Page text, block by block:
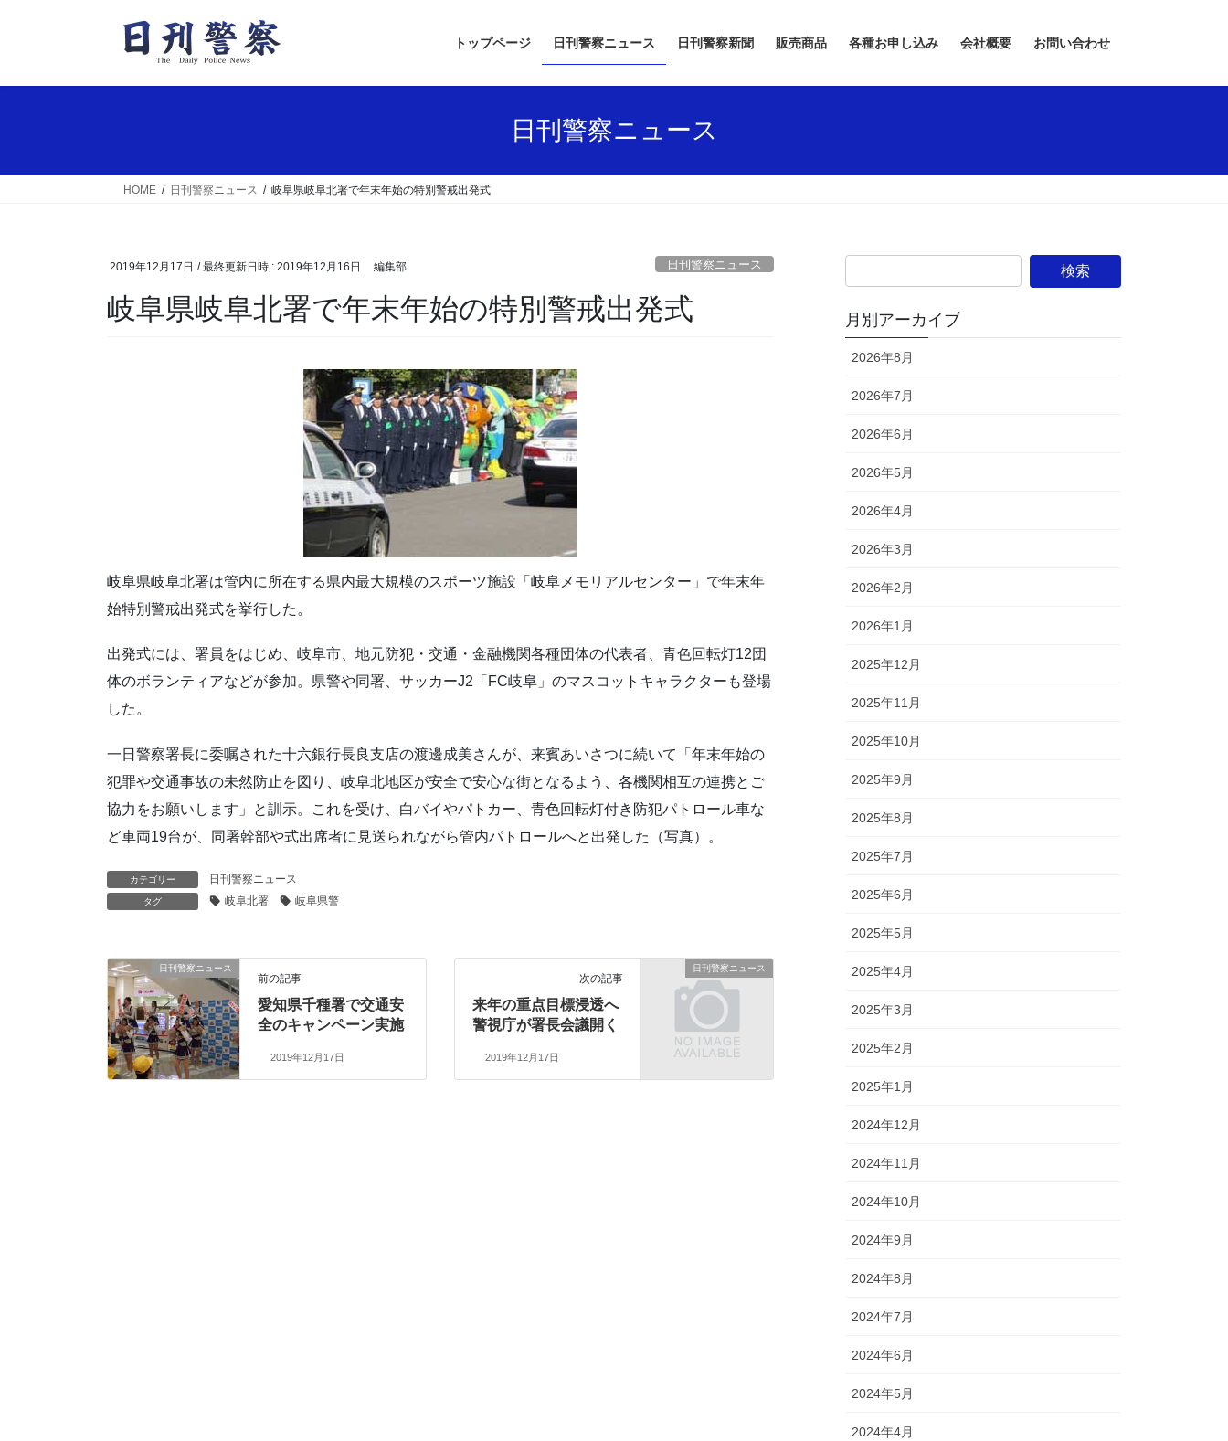
トップページ 日刊警察ニュース 日刊警察新聞 販売商品 各種お申し込み 会社概要 お問い合わせ
日刊警察ニュース
HOME 日刊警察ニュース 岐阜県岐阜北署で年末年始の特別警戒出発式
2019年12月17日 / 最終更新日時 : 2019年12月16日 編集部 日刊警察ニュース
岐阜県岐阜北署で年末年始の特別警戒出発式
岐阜県岐阜北署は管内に所在する県内最大規模のスポーツ施設「岐阜メモリアルセンター」で年末年
始特別警戒出発式を挙行した。
出発式には、署員をはじめ、岐阜市、地元防犯・交通・金融機関各種団体の代表者、青色回転灯12団
体のボランティアなどが参加。県警や同署、サッカーJ2「FC岐阜」のマスコットキャラクターも登場
した。
一日警察署長に委嘱された十六銀行長良支店の渡邊成美さんが、来賓あいさつに続いて「年末年始の
犯罪や交通事故の未然防止を図り、岐阜北地区が安全で安心な街となるよう、各機関相互の連携とご
協力をお願いします」と訓示。これを受け、白バイやパトカー、青色回転灯付き防犯パトロール車な
ど車両19台が、同署幹部や式出席者に見送られながら管内パトロールへと出発した（写真）。
カテゴリー 日刊警察ニュース
タグ 岐阜北署 岐阜県警
日刊警察ニュース
前の記事
愛知県千種署で交通安
全のキャンペーン実施
2019年12月17日
日刊警察ニュース
次の記事
来年の重点目標浸透へ
警視庁が署長会議開く
2019年12月17日
月別アーカイブ
2026年8月
2026年7月
2026年6月
2026年5月
2026年4月
2026年3月
2026年2月
2026年1月
2025年12月
2025年11月
2025年10月
2025年9月
2025年8月
2025年7月
2025年6月
2025年5月
2025年4月
2025年3月
2025年2月
2025年1月
2024年12月
2024年11月
2024年10月
2024年9月
2024年8月
2024年7月
2024年6月
2024年5月
2024年4月